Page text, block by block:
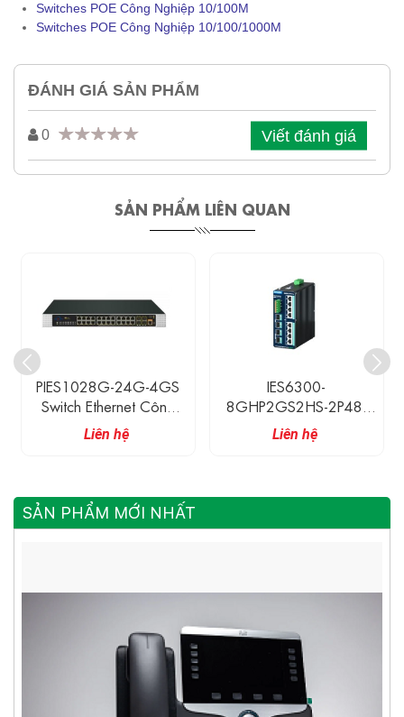
Switches POE Công Nghiệp 10/100M
Switches POE Công Nghiệp 10/100/1000M
ĐÁNH GIÁ SẢN PHẨM
0 Viết đánh giá
SẢN PHẨM LIÊN QUAN
PIES1028G-24G-4GS
Switch Ethernet Công
Nghiệp Có Quản Lý 24
Cổng Ethernet Và 4
Liên hệ
IES6300-
8GHP2GS2HS-2P48-
360W 3Onedata Switch
Công Nghiệp POE++ 12
Liên hệ
SẢN PHẨM MỚI NHẤT